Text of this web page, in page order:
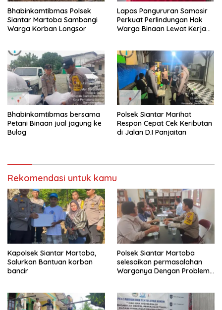
Bhabinkamtibmas Polsek
Siantar Martoba Sambangi
Warga Korban Longsor
Lapas Pangururan Samosir
Perkuat Perlindungan Hak
Warga Binaan Lewat Kerja
Bhabinkamtibmas bersama
Petani Binaan jual jagung ke
Bulog
Polsek Siantar Marihat
Respon Cepat Cek Keributan
di Jalan D.I Panjaitan
Rekomendasi untuk kamu
Kapolsek Siantar Martoba,
Salurkan Bantuan korban
bancir
Polsek Siantar Martoba
selesaikan permasalahan
Warganya Dengan Problem